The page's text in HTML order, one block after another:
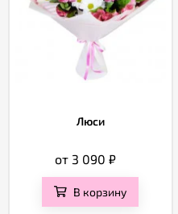
Люси
от 3 090₽
В корзину